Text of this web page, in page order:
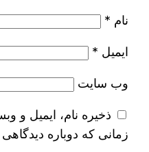
نام *
ایمیل *
وب‌ سایت
ذخیره نام، ایمیل و
زمانی که دوباره